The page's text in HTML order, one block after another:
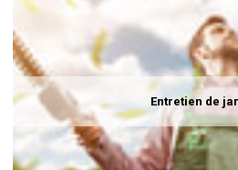
Entretien de